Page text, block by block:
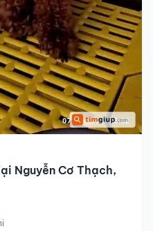
Nguyễn Cơ Thạch,